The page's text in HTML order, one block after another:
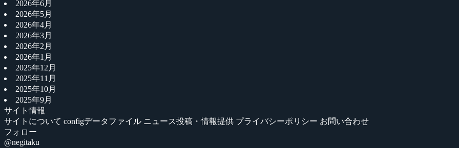
2026年6月
2026年5月
2026年4月
2026年3月
2026年2月
2026年1月
2025年12月
2025年11月
2025年10月
2025年9月
サイト情報
サイトについて configデータファイル ニュース投稿・情報提供 プライバシーポリシー お問い合わせ
フォロー
@negitaku